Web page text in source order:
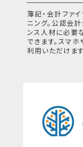
簿記・会計ファ
ニング。公認会
ンス人材に必要
できます。スマ
利用いただけます